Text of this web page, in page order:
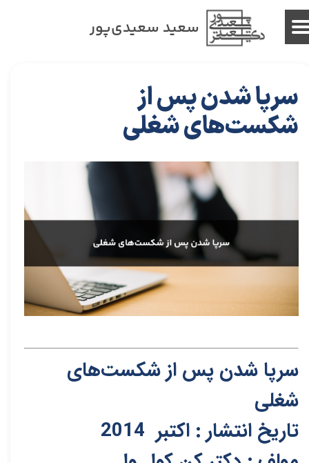
سعید سعیدی‌پور
سرپا شدن پس از
شکست‌های شغلی
سرپا شدن پس از شکست‌های
شغلی
تاریخ انتشار : اکتبر 2014